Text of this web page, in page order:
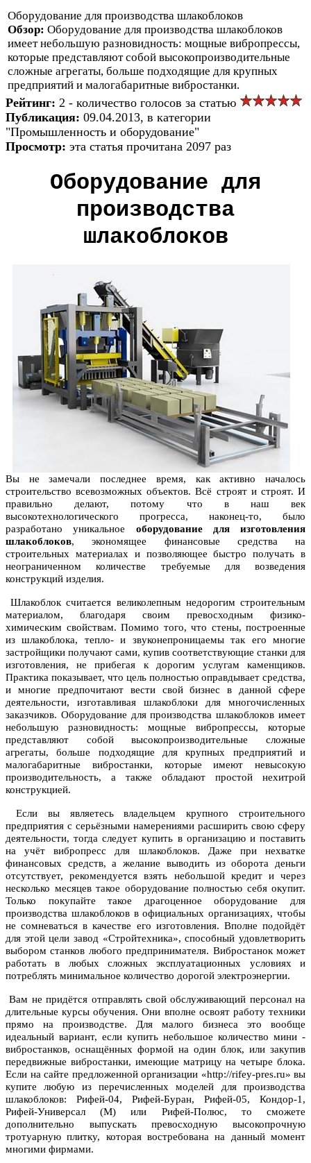
Оборудование для производства шлакоблоков
Обзор: Оборудование для производства шлакоблоков
имеет небольшую разновидность: мощные вибропрессы,
которые представляют собой высокопроизводительные
сложные агрегаты, больше подходящие для крупных
предприятий и малогабаритные вибростанки.
Рейтинг: 2 - количество голосов за статью
Публикация: 09.04.2013, в категории
"Промышленность и оборудование"
Просмотр: эта статья прочитана 2097 раз
Оборудование для
производства
шлакоблоков
Вы не замечали последнее время, как активно началось
строительство всевозможных объектов. Всё строят и строят. И
правильно делают, потому что в наш век
высокотехнологического прогресса, наконец-то, было
разработано уникальное оборудование для изготовления
шлакоблоков, экономящее финансовые средства на
строительных материалах и позволяющее быстро получать в
неограниченном количестве требуемые для возведения
конструкций изделия.
Шлакоблок считается великолепным недорогим строительным
материалом, благодаря своим превосходным физико-
химическим свойствам. Помимо того, что стены, построенные
из шлакоблока, тепло- и звуконепроницаемы так его многие
застройщики получают сами, купив соответствующие станки для
изготовления, не прибегая к дорогим услугам каменщиков.
Практика показывает, что цель полностью оправдывает средства,
и многие предпочитают вести свой бизнес в данной сфере
деятельности, изготавливая шлакоблоки для многочисленных
заказчиков. Оборудование для производства шлакоблоков имеет
небольшую разновидность: мощные вибропрессы, которые
представляют собой высокопроизводительные сложные
агрегаты, больше подходящие для крупных предприятий и
малогабаритные вибростанки, которые имеют невысокую
производительность, а также обладают простой нехитрой
конструкцией.
Если вы являетесь владельцем крупного строительного
предприятия с серьёзными намерениями расширить свою сферу
деятельности, тогда следует купить в организацию и поставить
на учёт вибропресс для шлакоблоков. Даже при нехватке
финансовых средств, а желание выводить из оборота деньги
отсутствует, рекомендуется взять небольшой кредит и через
несколько месяцев такое оборудование полностью себя окупит.
Только покупайте такое драгоценное оборудование для
производства шлакоблоков в официальных организациях, чтобы
не сомневаться в качестве его изготовления. Вполне подойдёт
для этой цели завод «Стройтехника», способный удовлетворить
выбором станков любого предпринимателя. Вибростанок может
работать в любых сложных эксплуатационных условиях и
потреблять минимальное количество дорогой электроэнергии.
Вам не придётся отправлять свой обслуживающий персонал на
длительные курсы обучения. Они вполне освоят работу техники
прямо на производстве. Для малого бизнеса это вообще
идеальный вариант, если купить небольшое количество мини -
вибростанков, оснащённых формой на один блок, или закупив
передвижные вибростанки, имеющие матрицу на четыре блока.
Если на сайте предложенной организации «http://rifey-pres.ru» вы
купите любую из перечисленных моделей для производства
шлакоблоков: Рифей-04, Рифей-Буран, Рифей-05, Кондор-1,
Рифей-Универсал (М) или Рифей-Полюс, то сможете
дополнительно выпускать превосходную высокопрочную
тротуарную плитку, которая востребована на данный момент
многими фирмами.